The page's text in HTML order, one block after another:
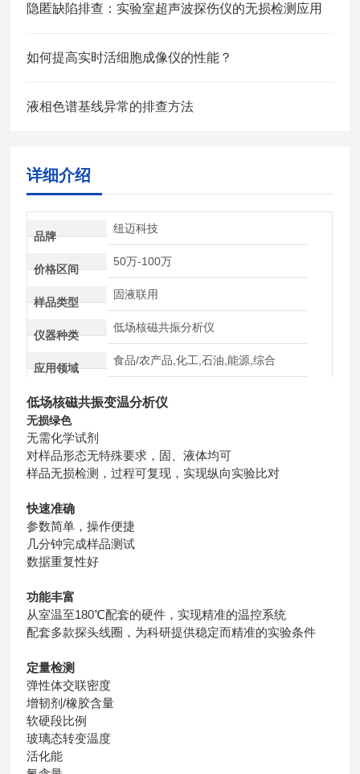
隐匿缺陷排查：实验室超声波探伤仪的无损检测应用
如何提高实时活细胞成像仪的性能？
液相色谱基线异常的排查方法
详细介绍
品牌
纽迈科技
价格区间
50万-100万
样品类型
固液联用
仪器种类
低场核磁共振分析仪
应用领域
食品/农产品,化工,石油,能源,综合
低场核磁共振变温分析仪
无损绿色
无需化学试剂
对样品形态无特殊要求，固、液体均可
样品无损检测，过程可复现，实现纵向实验比对
快速准确
参数简单，操作便捷
几分钟完成样品测试
数据重复性好
功能丰富
从室温至180℃配套的硬件，实现精准的温控系统
配套多款探头线圈，为科研提供稳定而精准的实验条件
定量检测
弹性体交联密度
增韧剂/橡胶含量
软硬段比例
玻璃态转变温度
活化能